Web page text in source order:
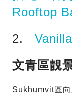
Rooftop
2.
文青區靚
Sukhumvit區向